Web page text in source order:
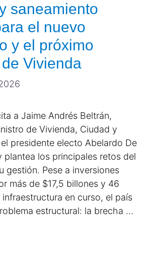
saneamiento
el nuevo
y el próximo
Vivienda
a Jaime Andrés Beltrán,
de Vivienda, Ciudad y
presidente electo Abelardo De
plantea los principales retos del
gestión. Pese a inversiones
más de $17,5 billones y 46
en curso, el país
estructural: la brecha …